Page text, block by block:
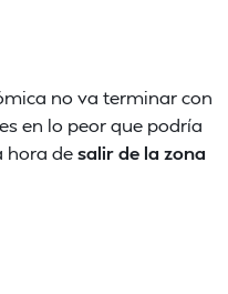
no va terminar con
en lo peor que podría
hora desalir de la zona